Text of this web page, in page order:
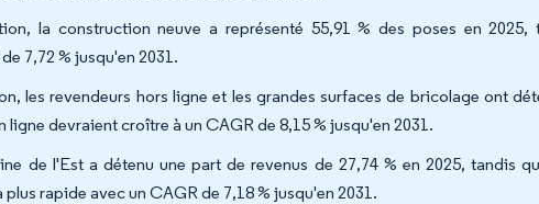
la construction neuve a représenté 55,91 % des poses en
7,72 % jusqu'en 2031.
les revendeurs hors ligne et les grandes surfaces de bricolage ont
ligne devraient croître à un CAGR de 8,15 % jusqu'en 2031.
de l'Est a détenu une part de revenus de 27,74 % en 2025, tandis
rapide avec un CAGR de 7,18 % jusqu'en 2031.